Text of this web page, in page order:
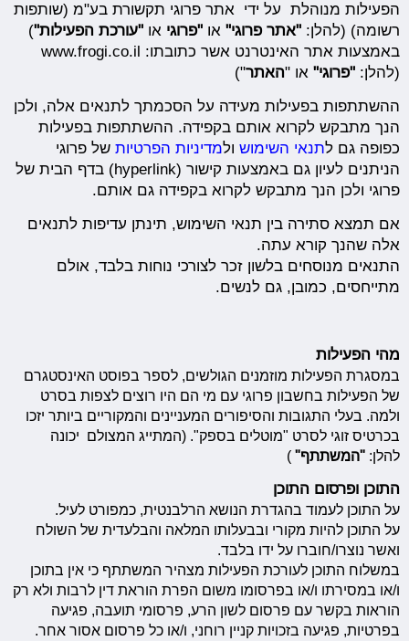
הפעילות מנוהלת על ידי אתר פרוגי תקשורת בע"מ (שותפות
רשומה) (להלן:"אתר פרוגי" או "פרוגי או "עורכת הפעילות"
)
באמצעות אתר האינטרנט אשר כתובתו: www.frogi.co.il
(להלן:"פרוגי" או "האתר")
ההשתתפות בפעילות מעידה על הסכמתך לתנאים אלה, ולכן
הנך מתבקש לקרוא אותם בקפידה. ההשתתפות בפעילות
כפופה גם לתנאי השימוש ולמדיניות הפרטיות של פרוגי
הניתנים לעיון גם באמצעות קישור (hyperlink) בדף הבית של
פרוגי ולכן הנך מתבקש לקרוא בקפידה גם אותם.
אם תמצא סתירה בין תנאי השימוש, תינתן עדיפות לתנאים
אלה שהנך קורא עתה.
התנאים מנוסחים בלשון זכר לצורכי נוחות בלבד, אולם
מתייחסים, כמובן, גם לנשים.
מהי הפעילות
במסגרת הפעילות מוזמנים הגולשים, לספר בפוסט האינסטגרם
של הפעילות בחשבון פרוגי עם מי הם היו רוצים לצפות בסרט
ולמה. בעלי התגובות והסיפורים המעניינים והמקוריים ביותר יזכו
בכרטיס זוגי לסרט "מוטלים בספק". (המתייג המצולם יכונה
להלן:"המשתתף" )
התוכן ופרסום התוכן
על התוכן לעמוד בהגדרת הנושא הרלבנטית, כמפורט לעיל.
על התוכן להיות מקורי ובבעלותו המלאה והבלעדית של השולח
ואשר נוצרו/חוברו על ידו בלבד.
במשלוח התוכן לעורכת הפעילות מצהיר המשתתף כי אין בתוכן
ו/או במסירתו ו/או בפרסומו משום הפרת הוראת דין לרבות ולא רק
הוראות בקשר עם פרסום לשון הרע, פרסומי תועבה, פגיעה
בפרטיות, פגיעה בזכויות קניין רוחני, ו/או כל פרסום אסור אחר.